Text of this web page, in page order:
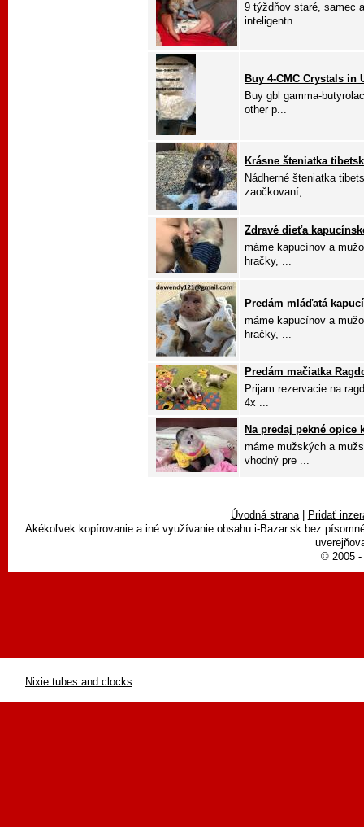
9 týždňov staré, samec
inteligentn...
Buy 4-CMC Crystals in
Buy gbl gamma-
other p...
Krásne šteniatka
Nádherné šteniatka
zaočkovaní, ...
Zdravé dieťa
máme kapucínov a
hračky, ...
Predám mláďatá
máme kapucínov a
hračky, ...
Predám mačiatka
Prijam rezervacie na
4x ...
Na predaj pekné opice
máme mužských a
vhodný pre ...
Úvodná strana|
Pridať
Akékoľvek kopírovanie a iné využívanie obsahu i-Bazar.sk bez
© 2005 -
Nixie tubes and clocks